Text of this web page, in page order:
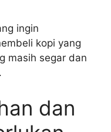
ingin
kopi yang
masih segar dan
dan